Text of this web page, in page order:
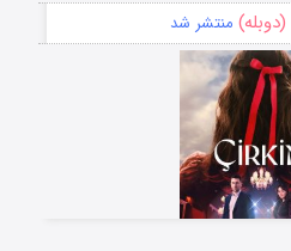
منتشر شد